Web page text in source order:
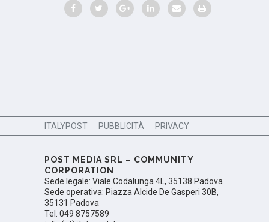
ITALYPOST PUBBLICITÀ PRIVACY
POST MEDIA SRL – COMMUNITY
CORPORATION
Sede legale: Viale Codalunga 4L, 35138 Padova
Sede operativa: Piazza Alcide De Gasperi 30B,
35131 Padova
Tel. 049 8757589